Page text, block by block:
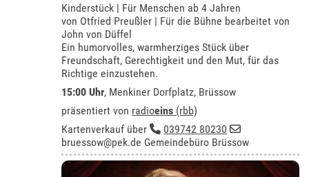
Kinderstück | Für Menschen ab 4 Jahren
von Otfried Preußler | Für die Bühne bearbeitet von
John von Düffel
Ein humorvolles, warmherziges Stück über
Freundschaft, Gerechtigkeit und den Mut, für das
Richtige einzustehen.
15:00 Uhr, Menkiner Dorfplatz, Brüssow
präsentiert von radioeins (rbb)
Kartenverkauf über
039742 80230
bruessow@pek.de Gemeindebüro Brüssow